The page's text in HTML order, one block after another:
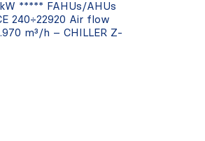
kW ***** FAHUs/AHUs
240÷22920 Air flow
m³/h – CHILLER Z-